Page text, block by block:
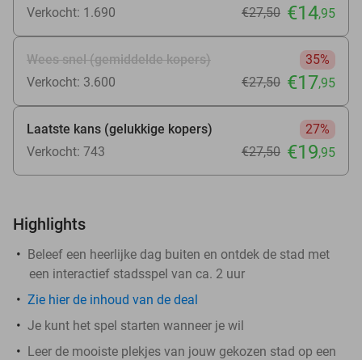
Verkocht: 1.690
€27,50 €14,95
Wees snel (gemiddelde kopers)
35%
Verkocht: 3.600
€27,50 €17,95
Laatste kans (gelukkige kopers)
27%
Verkocht: 743
€27,50 €19,95
Highlights
Beleef een heerlijke dag buiten en ontdek de stad met
een interactief stadsspel van ca. 2 uur
Zie hierde inhoud van de deal
Je kunt het spel starten wanneer je wil
Leer de mooiste plekjes van jouw gekozen stad op een